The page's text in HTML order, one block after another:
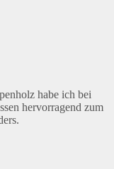
habe ich bei
hervorragend zum